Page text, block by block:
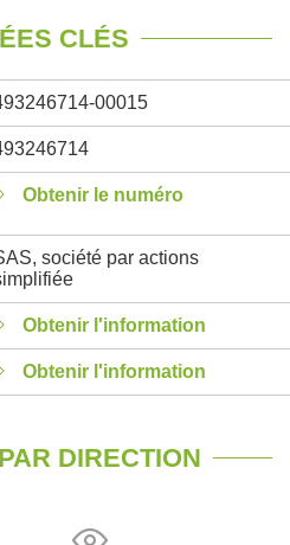
CLÉS
00015
Obtenir le numéro
société par actions
Obtenir l'information
Obtenir l'information
DIRECTION